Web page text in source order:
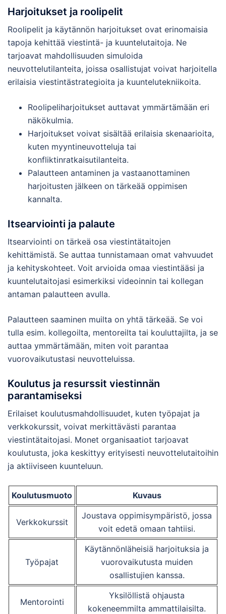
Harjoitukset ja roolipelit
Roolipelit ja käytännön harjoitukset ovat erinomaisia
tapoja kehittää viestintä- ja kuuntelutaitoja. Ne
tarjoavat mahdollisuuden simuloida
neuvottelutilanteita, joissa osallistujat voivat harjoitella
erilaisia viestintästrategioita ja kuuntelutekniikoita.
Roolipeliharjoitukset auttavat ymmärtämään eri
näkökulmia.
Harjoitukset voivat sisältää erilaisia skenaarioita,
kuten myyntineuvotteluja tai
konfliktinratkaisutilanteita.
Palautteen antaminen ja vastaanottaminen
harjoitusten jälkeen on tärkeää oppimisen
kannalta.
Itsearviointi ja palaute
Itsearviointi on tärkeä osa viestintätaitojen
kehittämistä. Se auttaa tunnistamaan omat vahvuudet
ja kehityskohteet. Voit arvioida omaa viestintääsi ja
kuuntelutaitojasi esimerkiksi videoinnin tai kollegan
antaman palautteen avulla.
Palautteen saaminen muilta on yhtä tärkeää. Se voi
tulla esim. kollegoilta, mentoreilta tai kouluttajilta, ja se
auttaa ymmärtämään, miten voit parantaa
vuorovaikutustasi neuvotteluissa.
Koulutus ja resurssit viestinnän
parantamiseksi
Erilaiset koulutusmahdollisuudet, kuten työpajat ja
verkkokurssit, voivat merkittävästi parantaa
viestintätaitojasi. Monet organisaatiot tarjoavat
koulutusta, joka keskittyy erityisesti neuvottelutaitoihin
ja aktiiviseen kuunteluun.
Koulutusmuoto Kuvaus
Verkkokurssit
Joustava oppimisympäristö, jossa
voit edetä omaan tahtiisi.
Työpajat
Käytännönläheisiä harjoituksia ja
vuorovaikutusta muiden
osallistujien kanssa.
Mentorointi
Yksilöllistä ohjausta
kokeneemmilta ammattilaisilta.